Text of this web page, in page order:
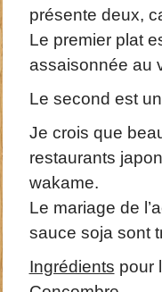
présente deux,
Le premier plat
assaisonnée au
Le second est
Je crois que
restaurants
wakame.
Le mariage de
sauce soja sont
Ingrédients pour